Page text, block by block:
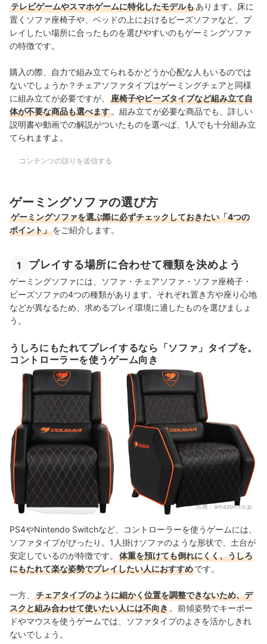
テレビゲームやスマホゲームに特化したモデルもあります。床に
置くソファ座椅子や、ベッドの上におけるビーズソファなど、プ
レイしたい場所に合ったものを選びやすいのもゲーミングソファ
の特徴です。
購入の際、自力で組み立てられるかどうか心配な人もいるのでは
ないでしょうか？チェアソファタイプはゲーミングチェアと同様
に組み立てが必要ですが、
座椅子やビーズタイプなど組み立て自
体が不要な商品も選べます 。組み立てが必要な商品でも、詳しい
説明書や動画での解説がついたものを選べば、1人でも十分組み立
てられますよ。
コンテンツの誤りを送信する
ゲーミングソファの選び方
ゲーミングソファを選ぶ際に必ずチェックしておきたい「4つの
ポイント」をご紹介します。
1 プレイする場所に合わせて種類を決めよう
ゲーミングソファには、ソファ・チェアソファ・ソファ座椅子・
ビーズソファの4つの種類があります。それぞれ置き方や座り心地
などが異なるため、求めるプレイ環境に適したものを選びましょ
う。
うしろにもたれてプレイするなら「ソファ」タイプを。
コントローラーを使うゲーム向き
出典：amazon.co.jp
PS4やNintendo Switchなど、コントローラーを使うゲームには、
ソファタイプがぴったり。1人掛けソファのような形状で、土台が
安定しているのが特徴です。
体重を預けても倒れにくく、うしろ
にもたれて楽な姿勢でプレイしたい人におすすめです。
一方、
チェアタイプのように細かく位置を調整できないため、デ
スクと組み合わせて使いたい人には不向き 。前傾姿勢でキーボー
ドやマウスを使うゲームでは、ソファタイプのよさを活かしきれ
ないでしょう。